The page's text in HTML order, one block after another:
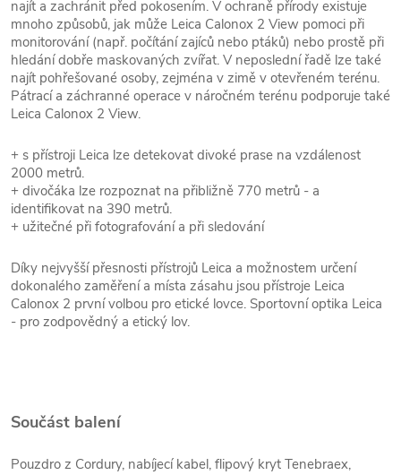
najít a zachránit před pokosením. V ochraně přírody existuje
mnoho způsobů, jak může Leica Calonox 2 View pomoci při
monitorování (např. počítání zajíců nebo ptáků) nebo prostě při
hledání dobře maskovaných zvířat. V neposlední řadě lze také
najít pohřešované osoby, zejména v zimě v otevřeném terénu.
Pátrací a záchranné operace v náročném terénu podporuje také
Leica Calonox 2 View.
+ s přístroji Leica lze detekovat divoké prase na vzdálenost
2000 metrů.
+ divočáka lze rozpoznat na přibližně 770 metrů - a
identifikovat na 390 metrů.
+ užitečné při fotografování a při sledování
Díky nejvyšší přesnosti přístrojů Leica a možnostem určení
dokonalého zaměření a místa zásahu jsou přístroje Leica
Calonox 2 první volbou pro etické lovce. Sportovní optika Leica
- pro zodpovědný a etický lov.
Součást balení
Pouzdro z Cordury, nabíjecí kabel, flipový kryt Tenebraex,